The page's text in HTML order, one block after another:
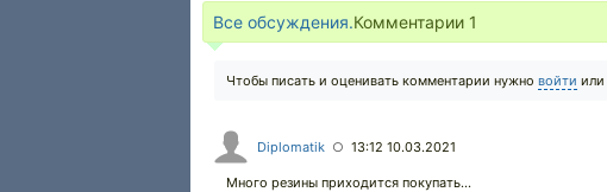
Все обсуждения.Комментарии 1
Чтобы писать и оценивать комментарии нужно войти или
Diplomatik ○ 13:12 10.03.2021
Много резины приходится покупать...